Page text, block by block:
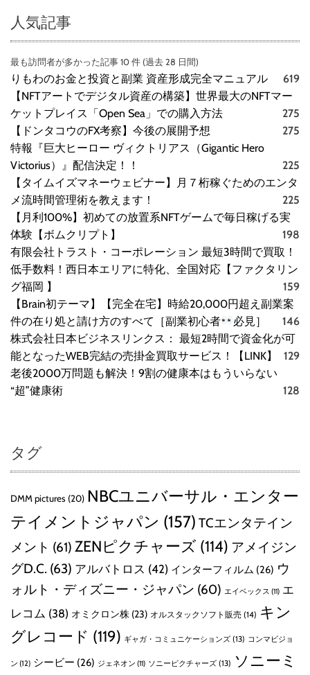
ル
に
泊
ま
れ
旅
サ
ス
人気記事
最も訪問者が多かった記事 10 件 (過去 28 日間)
りもわのお金と投資と副業 資産形成完全マニュアル
619
【NFTアートでデジタル資産の構築】世界最大のNFTマー
ケットプレイス「Open Sea」での購入方法
275
【ドンタコウのFX考察】今後の展開予想
275
特報『巨大ヒーロー ヴィクトリアス（Gigantic Hero
Victorius）』配信決定！！
225
【タイムイズマネーウェビナー】月７桁稼ぐためのエンタ
メ流時間管理術を教えます！
225
【月利100%】初めての放置系NFTゲームで毎日稼げる実
体験【ボムクリプト】
198
有限会社トラスト・コーポレーション 最短3時間で買取！
低手数料！西日本エリアに特化、全国対応【ファクタリン
グ福岡 】
159
【Brain初テーマ】【完全在宅】時給20,000円超え副業案
件の在り処と請け方のすべて［副業初心者
必見］
146
株式会社日本ビジネスリンクス： 最短2時間で資金化が可
能となったWEB完結の売掛金買取サービス！【LINK】
129
老後2000万問題も解決！9割の健康本はもういらない
“超”健康術
128
タグ
DMM pictures (20) NBCユニバーサル・エンター
テイメントジャパン (157) TCエンタテイン
メント (61) ZENピクチャーズ (114) アメイジン
グD.C. (63) アルバトロス (42) インターフィルム (26) ウ
ォルト・ディズニー・ジャパン (60) エイベックス (11) エ
レコム (38) オミクロン株 (23) オルスタックソフト販売 (14) キン
グレコード (119) ギャガ・コミュニケーションズ (13) コンマビジョ
ン (12) シービー (26) ジェネオン (11) ソニーピクチャーズ (13) ソニーミ